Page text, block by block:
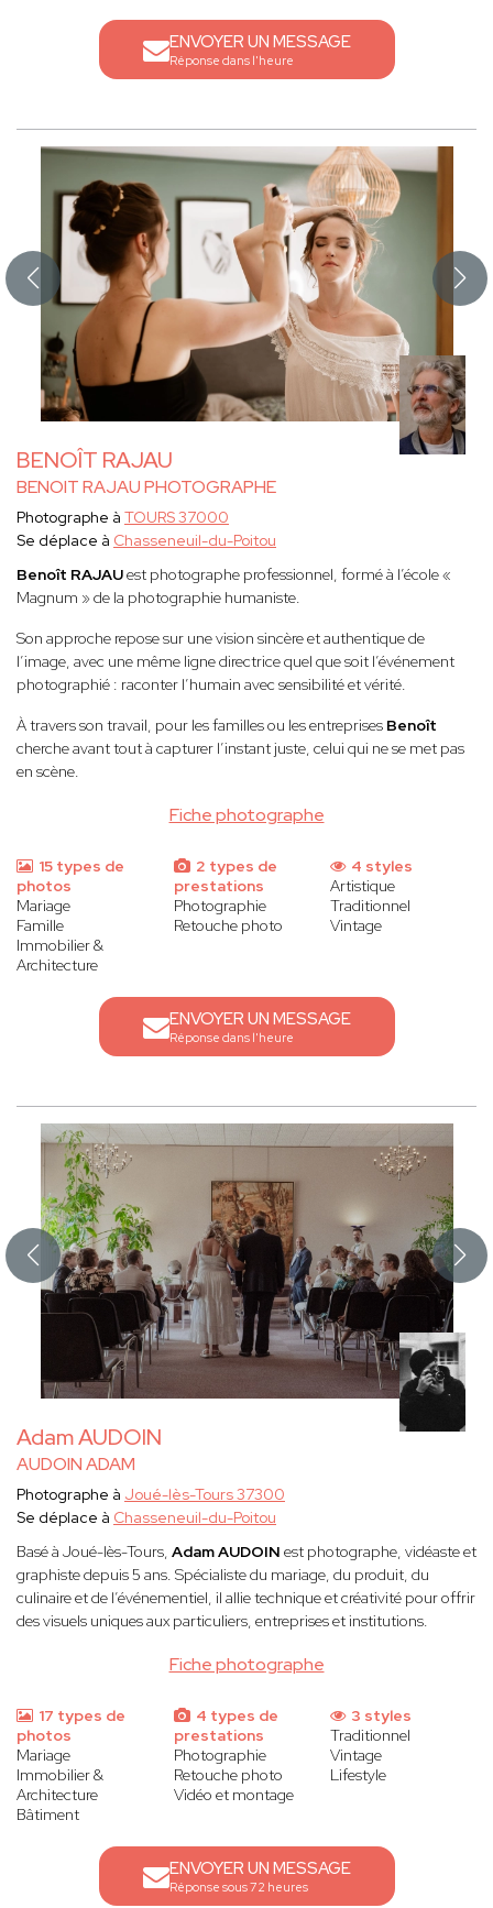
ENVOYER UN MESSAGE
Réponse dans l'heure
BENOÎT RAJAU
BENOIT RAJAU PHOTOGRAPHE
Fiche photographe
Photographe à TOURS 37000
Se déplace à Chasseneuil-du-Poitou
Benoît RAJAUest photographe professionnel, formé à l’école «
Magnum » de la photographie humaniste.
Son approche repose sur une vision sincère et authentique de
l’image, avec une même ligne directrice quel que soit l’événement
photographié : raconter l’humain avec sensibilité et vérité.
À travers son travail, pour les familles ou les entreprises Benoît
cherche avant tout à capturer l’instant juste, celui qui ne se met pas
en scène.
15 types de
photos
Mariage
Famille
Immobilier &
Architecture
2 types de
prestations
Photographie
Retouche photo
4 styles
Artistique
Traditionnel
Vintage
ENVOYER UN MESSAGE
Réponse dans l'heure
Adam AUDOIN
AUDOIN ADAM
Fiche photographe
Photographe à Joué-lès-Tours 37300
Se déplace à Chasseneuil-du-Poitou
Basé à Joué-lès-Tours, Adam AUDOIN est photographe, vidéaste et
graphiste depuis 5 ans. Spécialiste du mariage, du produit, du
culinaire et de l’événementiel, il allie technique et créativité pour offrir
des visuels uniques aux particuliers, entreprises et institutions.
17 types de
photos
Mariage
Immobilier &
Architecture
Bâtiment
4 types de
prestations
Photographie
Retouche photo
Vidéo et montage
3 styles
Traditionnel
Vintage
Lifestyle
ENVOYER UN MESSAGE
Réponse sous 72 heures